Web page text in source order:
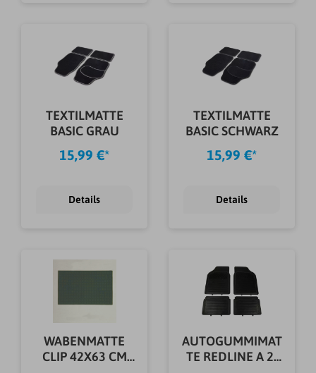
TEXTILMATTE
BASIC GRAU
15,99 €*
Details
TEXTILMATTE
BASIC SCHWARZ
15,99 €*
Details
WABENMATTE
CLIP 42X63 CM
AUTOGUMMIMAT
TE REDLINE A 2-